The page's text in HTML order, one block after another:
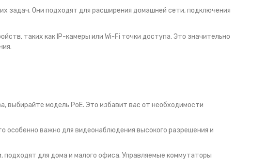
задач. Они подходят для расширения домашней сети, подключения
таких как IP-камеры или Wi-Fi точки доступа. Это значительно
выбирайте модель PoE. Это избавит вас от необходимости
особенно важно для видеонаблюдения высокого разрешения и
для дома и малого офиса. Управляемые коммутаторы